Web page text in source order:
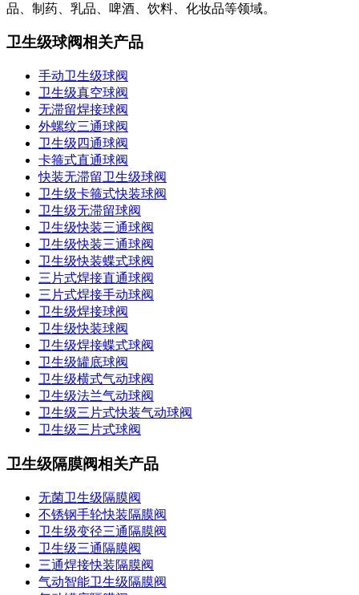
品、制药、乳品、啤酒、饮料、化妆品等领域。
卫生级球阀相关产品
手动卫生级球阀
卫生级真空球阀
无滞留焊接球阀
外螺纹三通球阀
卫生级四通球阀
卡箍式直通球阀
快装无滞留卫生级球阀
卫生级卡箍式快装球阀
卫生级无滞留球阀
卫生级快装三通球阀
卫生级快装三通球阀
卫生级快装蝶式球阀
三片式焊接直通球阀
三片式焊接手动球阀
卫生级焊接球阀
卫生级快装球阀
卫生级焊接蝶式球阀
卫生级罐底球阀
卫生级横式气动球阀
卫生级法兰气动球阀
卫生级三片式快装气动球阀
卫生级三片式球阀
卫生级隔膜阀相关产品
无菌卫生级隔膜阀
不锈钢手轮快装隔膜阀
卫生级变径三通隔膜阀
卫生级三通隔膜阀
三通焊接快装隔膜阀
气动智能卫生级隔膜阀